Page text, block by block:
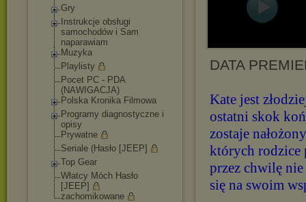
Gry
Instrukcje obsługi
samochodów i Sam
naparawiam
Muzyka
Playlisty
Pocet PC - PDA
(NAWIGACJA)
Polska Kronika Filmowa
Programy diagnostyczne i
opisy
Prywatne
Seriale (Hasło [JEEP]
Top Gear
Włatcy Móch Hasło
[JEEP]
zachomikowane
DATA
Kate jest
ostatni skok
zostaje
których rodzice
przez chwilę
się na swoim